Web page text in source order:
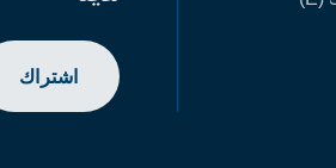
اشتراك